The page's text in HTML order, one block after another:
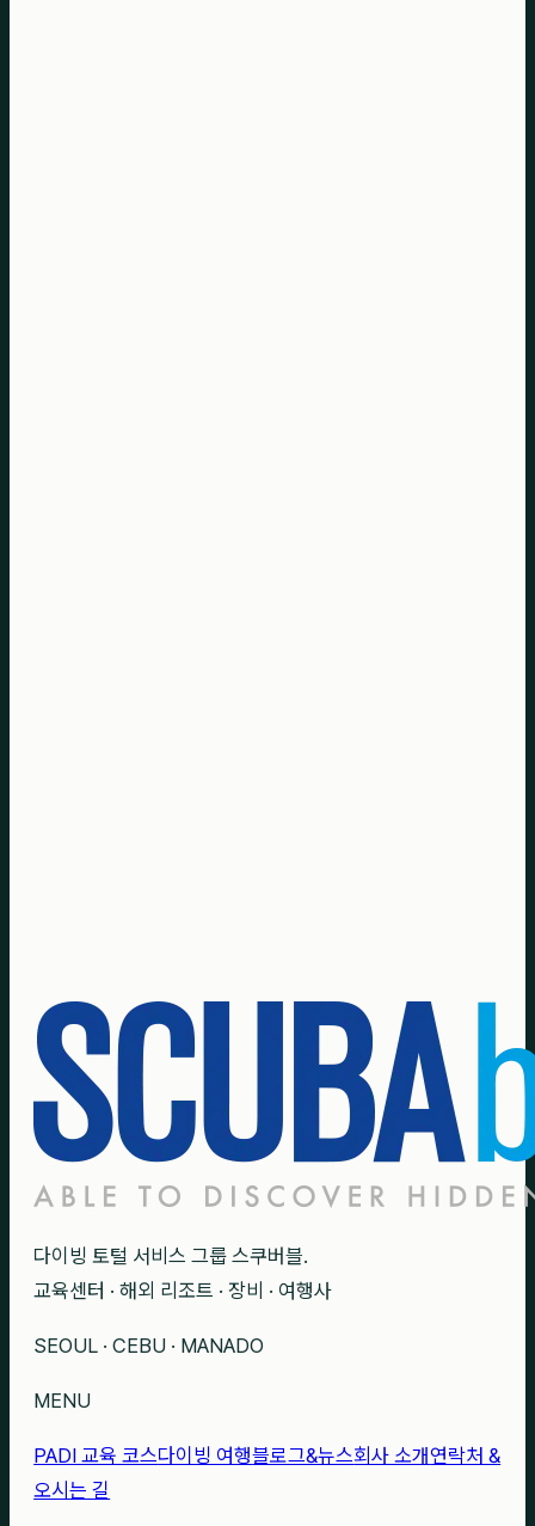
다이빙 토털 서비스 그룹 스쿠버블.
교육센터 · 해외 리조트 · 장비 · 여행사
SEOUL · CEBU · MANADO
MENU
PADI 교육 코스다이빙 여행블로그&뉴스회사 소개 연락처 &
오시는 길